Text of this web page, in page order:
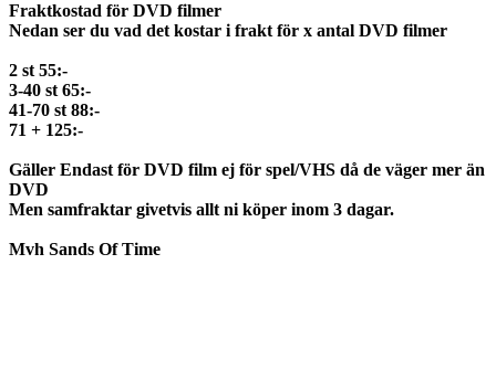
Fraktkostad för DVD filmer
Nedan ser du vad det kostar i frakt för x antal DVD filmer
2 st 55:-
3-40 st 65:-
41-70 st 88:-
71 + 125:-
Gäller Endast för DVD film ej för spel/VHS då de väger mer än
DVD
Men samfraktar givetvis allt ni köper inom 3 dagar.
Mvh Sands Of Time